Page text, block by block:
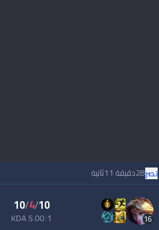
نصر28دقيقة 11ثانية
16
10
/
4
/
10
5.00:1 KDA